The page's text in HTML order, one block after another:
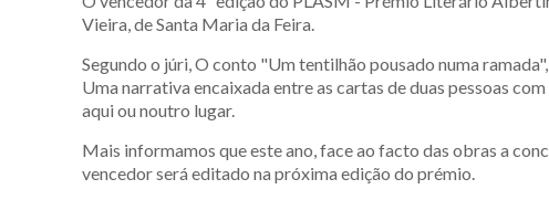
Vieira, de Santa Maria da Feira.
Segundo o júri, O conto "Um tentilhão pousado numa
Uma narrativa encaixada entre as cartas de duas pessoas
aqui ou noutro lugar.
Mais informamos que este ano, face ao facto das obras a
vencedor será editado na próxima edição do prémio.